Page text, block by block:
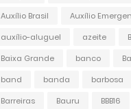
Auxílio Brasil
Auxílio
auxílio-aluguel
azeite
Baixa Grande
banco
band
banda barbosa
Barreiras
Bauru BBB16